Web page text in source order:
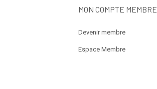
MON COMPTE MEMBRE
Devenir membre
Espace Membre